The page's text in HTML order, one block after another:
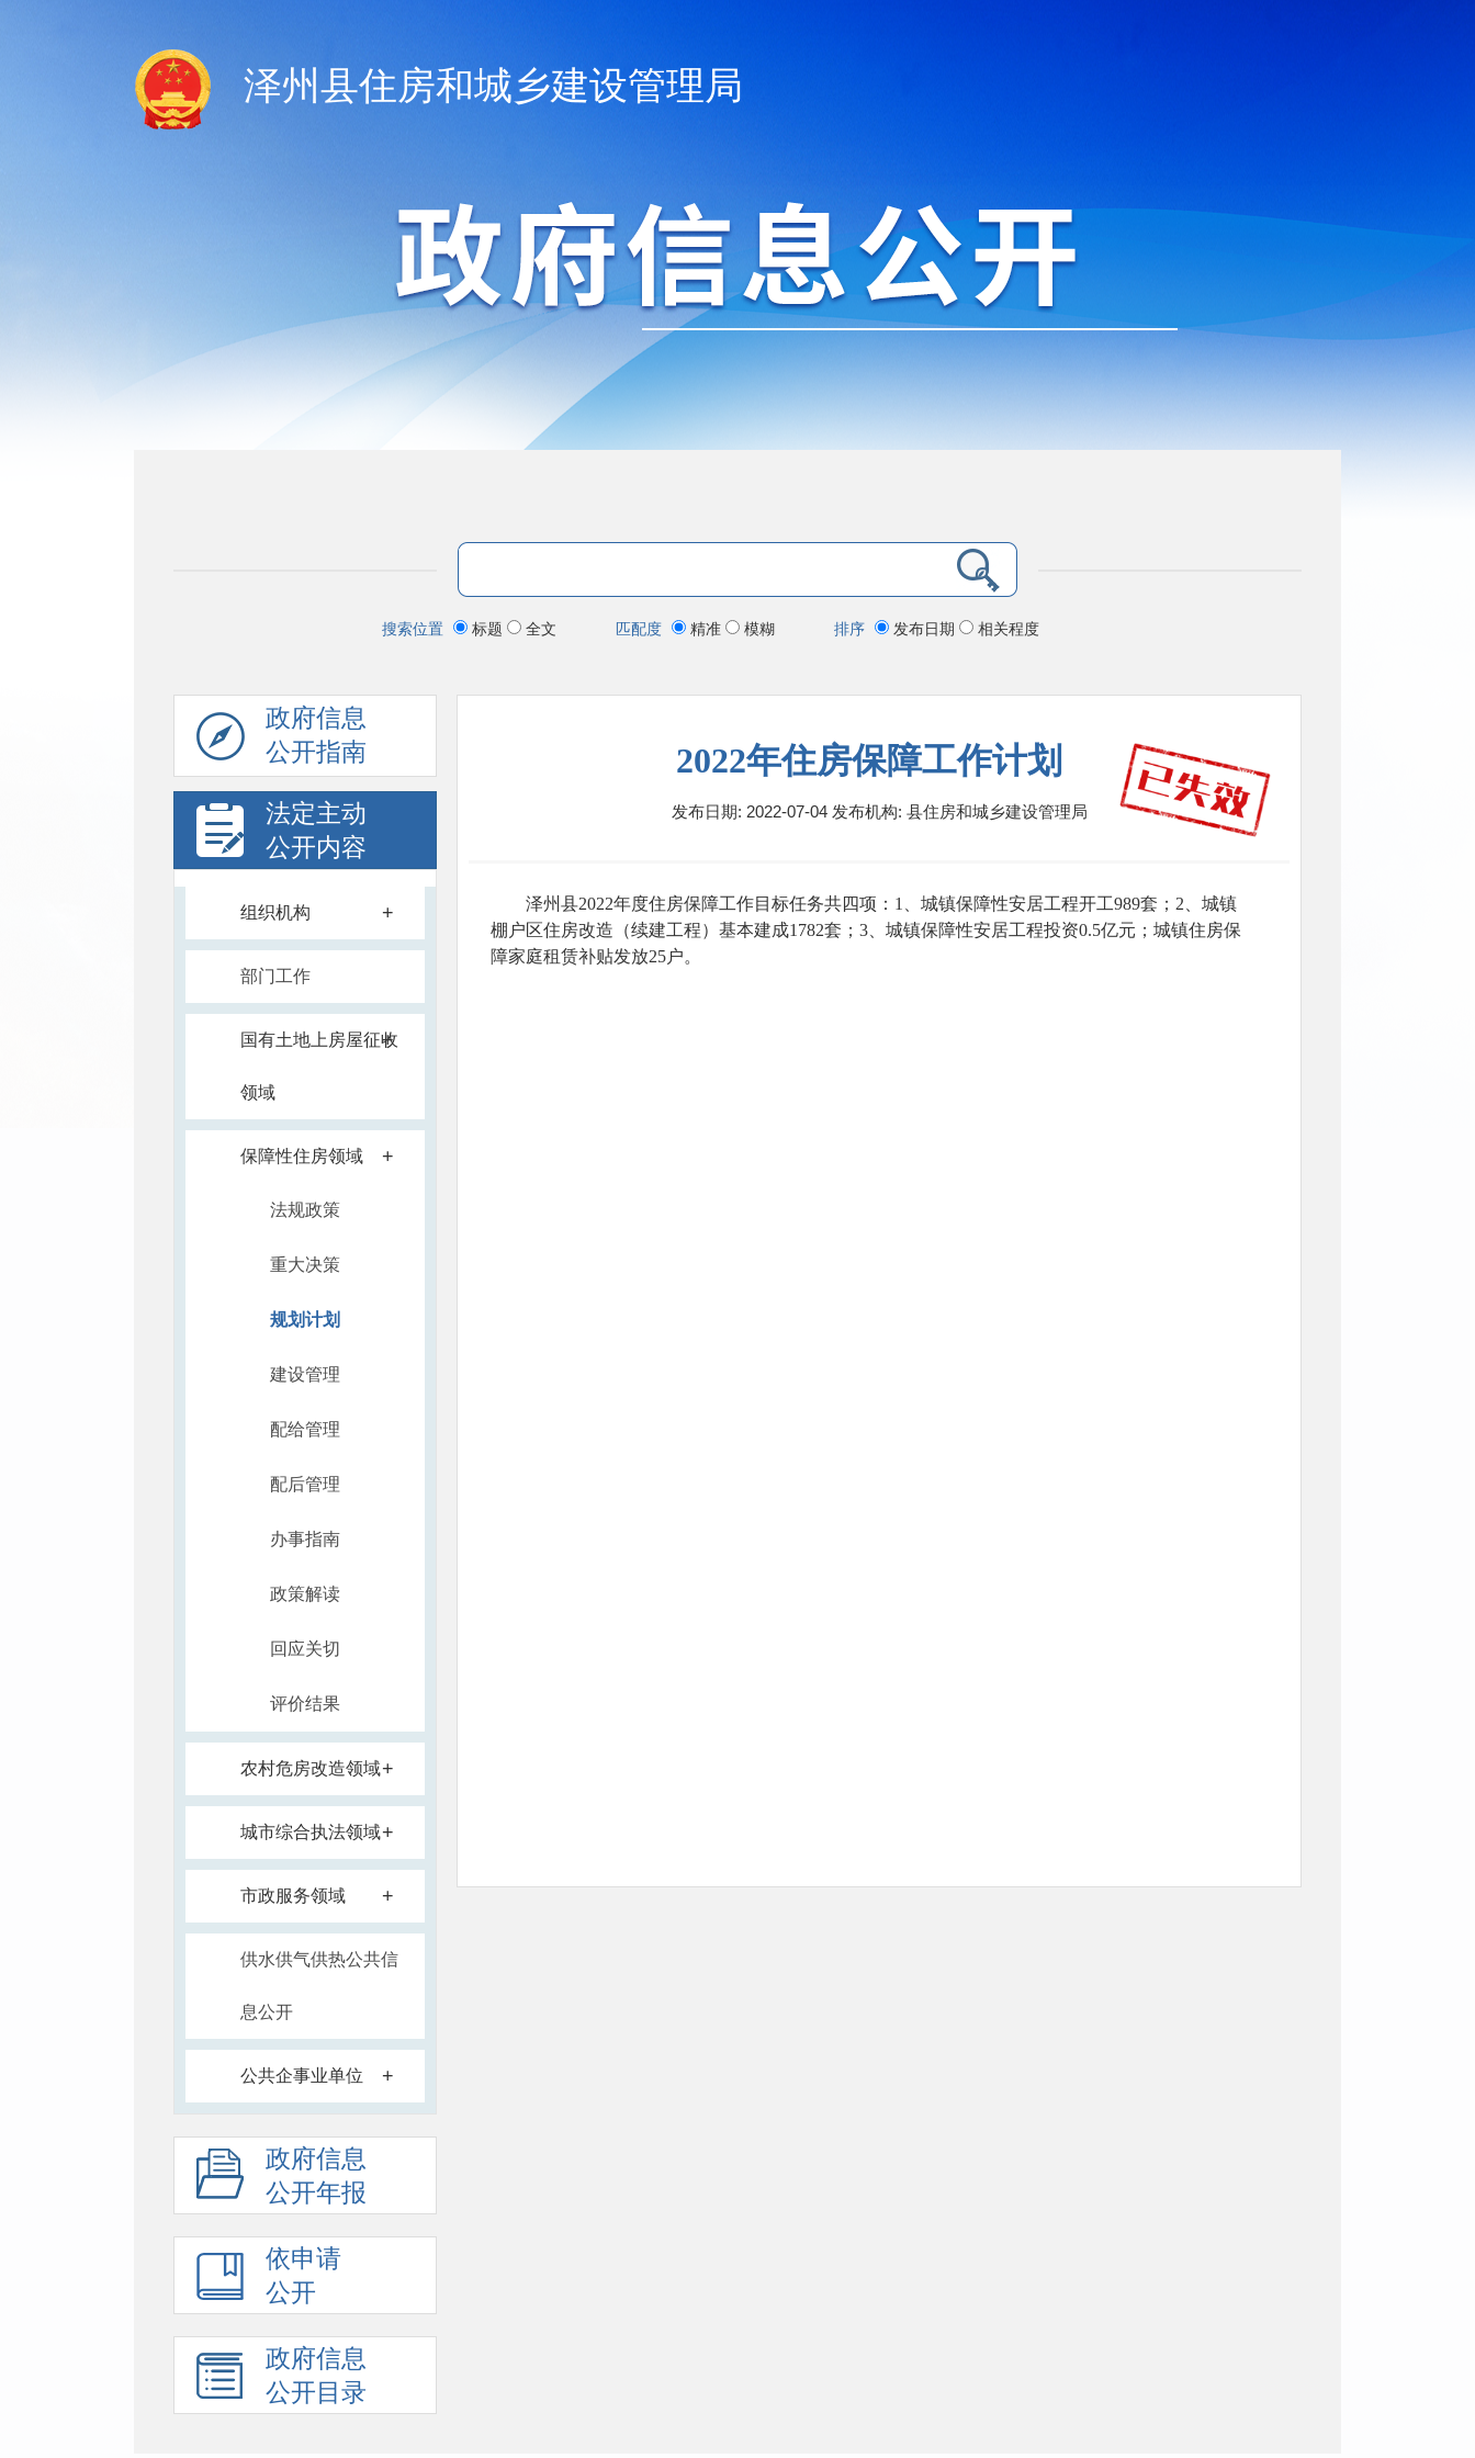
泽州县住房和城乡建设管理局
搜索位置 标题 全文 匹配度 精准 模糊 排序 发布日期 相关程度
政府信息
公开指南
法定主动
公开内容
组织机构 +
部门工作
国有土地上房屋征收
领域
+
保障性住房领域 +
法规政策
重大决策
规划计划
建设管理
配给管理
配后管理
办事指南
政策解读
回应关切
评价结果
农村危房改造领域+
城市综合执法领域+
市政服务领域 +
供水供气供热公共信
息公开
公共企事业单位 +
政府信息
公开年报
依申请
公开
政府信息
公开目录
2022年住房保障工作计划
发布日期: 2022-07-04 发布机构: 县住房和城乡建设管理局
泽州县2022年度住房保障工作目标任务共四项：1、城镇保障性安居工程开工989套；2、城镇
棚户区住房改造（续建工程）基本建成1782套；3、城镇保障性安居工程投资0.5亿元；城镇住房保
障家庭租赁补贴发放25户。